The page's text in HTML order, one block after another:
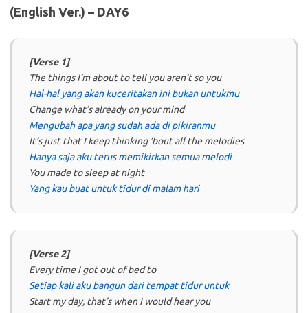
(English Ver.) – DAY6
[Verse 1]
The things I’m about to tell you aren’t so you
Hal-hal yang akan kuceritakan ini bukan untukmu
Change what’s already on your mind
Mengubah apa yang sudah ada di pikiranmu
It’s just that I keep thinking ’bout all the melodies
Hanya saja aku terus memikirkan semua melodi
You made to sleep at night
Yang kau buat untuk tidur di malam hari
[Verse 2]
Every time I got out of bed to
Setiap kali aku bangun dari tempat tidur untuk
Start my day, that’s when I would hear you